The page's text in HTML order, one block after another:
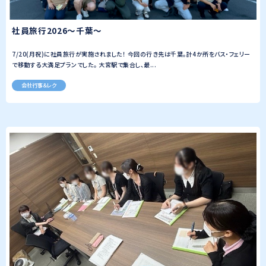
社員旅行2026～千葉～
7/20(月祝)に社員旅行が実施されました！ 今回の行き先は千葉。計4か所をバス・フェリー
で移動する大満足プランでした。 大宮駅で集合し、最...
会社行事＆レク